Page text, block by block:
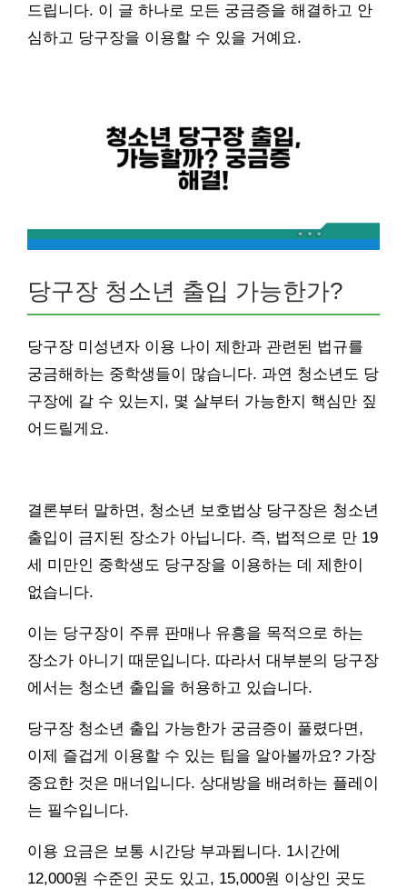
드립니다. 이 글 하나로 모든 궁금증을 해결하고 안
심하고 당구장을 이용할 수 있을 거예요.
당구장 청소년 출입 가능한가?
당구장 미성년자 이용 나이 제한과 관련된 법규를
궁금해하는 중학생들이 많습니다. 과연 청소년도 당
구장에 갈 수 있는지, 몇 살부터 가능한지 핵심만 짚
어드릴게요.
결론부터 말하면, 청소년 보호법상 당구장은 청소년
출입이 금지된 장소가 아닙니다. 즉, 법적으로 만 19
세 미만인 중학생도 당구장을 이용하는 데 제한이
없습니다.
이는 당구장이 주류 판매나 유흥을 목적으로 하는
장소가 아니기 때문입니다. 따라서 대부분의 당구장
에서는 청소년 출입을 허용하고 있습니다.
당구장 청소년 출입 가능한가 궁금증이 풀렸다면,
이제 즐겁게 이용할 수 있는 팁을 알아볼까요? 가장
중요한 것은 매너입니다. 상대방을 배려하는 플레이
는 필수입니다.
이용 요금은 보통 시간당 부과됩니다. 1시간에
12,000원 수준인 곳도 있고, 15,000원 이상인 곳도